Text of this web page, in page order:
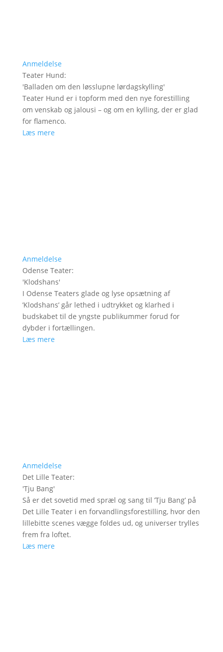
Anmeldelse
Teater Hund:
'Balladen om den løsslupne lørdagskylling'
Teater Hund er i topform med den nye forestilling
om venskab og jalousi – og om en kylling, der er glad
for flamenco.
Læs mere
Anmeldelse
Odense Teater:
'Klodshans'
I Odense Teaters glade og lyse opsætning af
’Klodshans’ går lethed i udtrykket og klarhed i
budskabet til de yngste publikummer forud for
dybder i fortællingen.
Læs mere
Anmeldelse
Det Lille Teater:
'Tju Bang'
Så er det sovetid med spræl og sang til ’Tju Bang’ på
Det Lille Teater i en forvandlingsforestilling, hvor den
lillebitte scenes vægge foldes ud, og universer trylles
frem fra loftet.
Læs mere